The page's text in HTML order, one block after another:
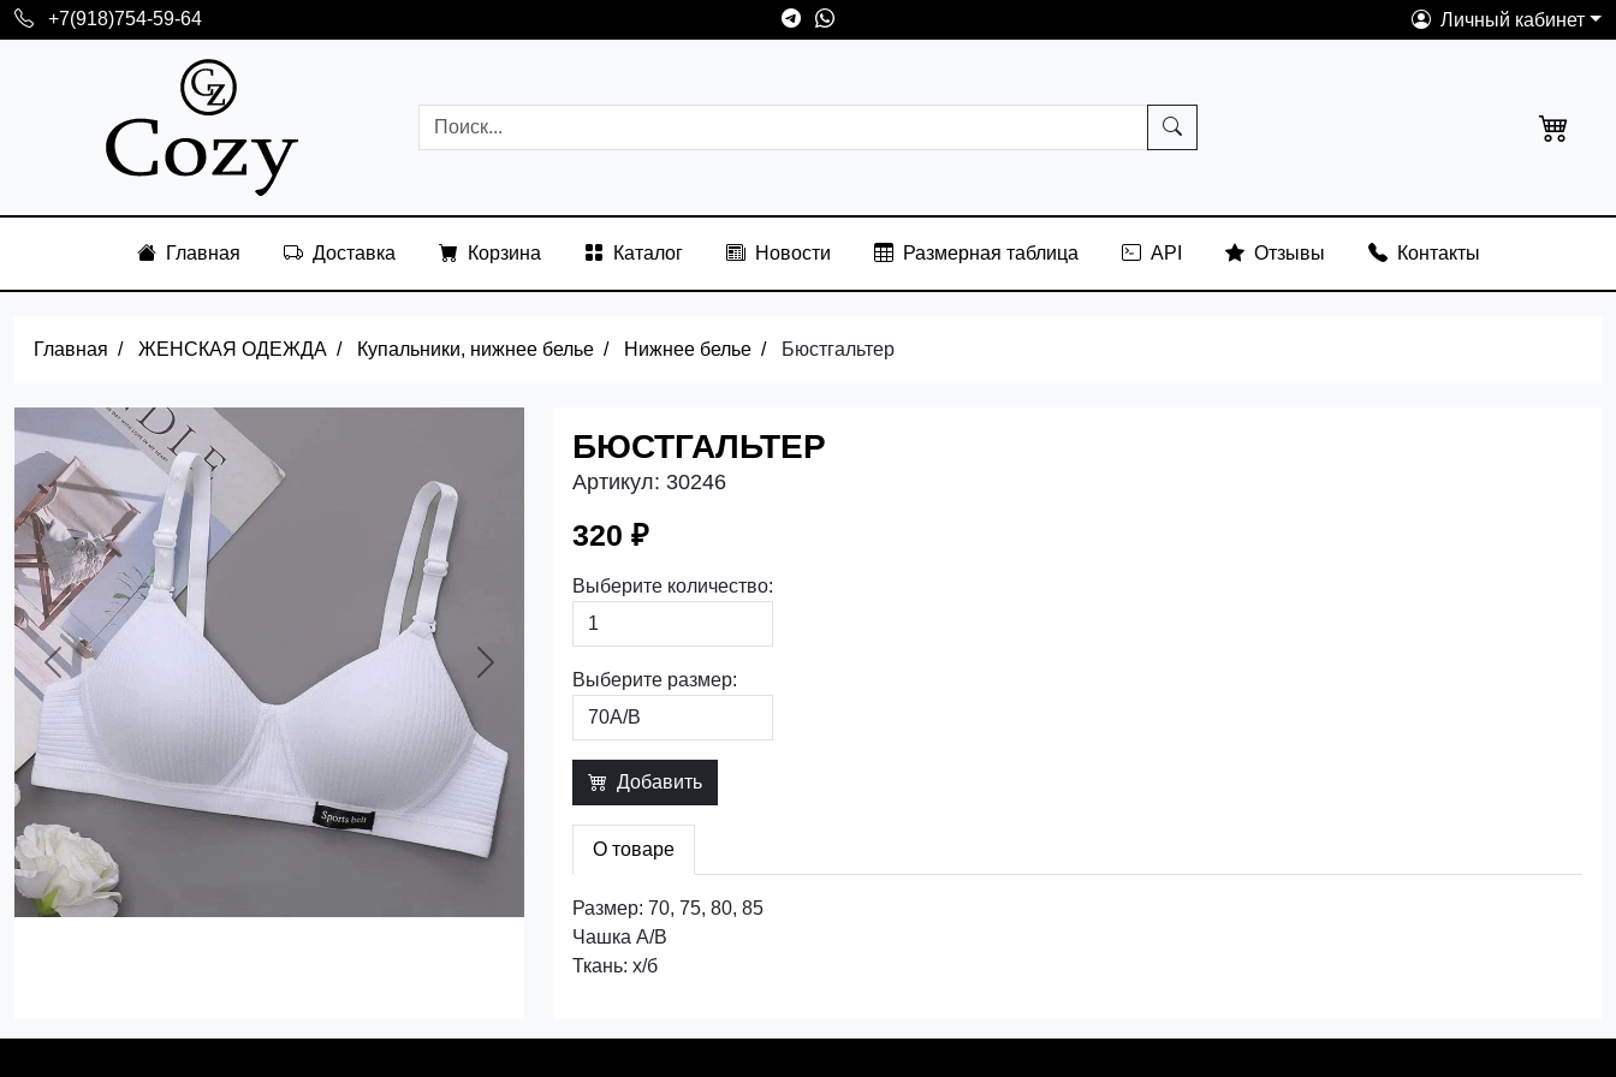
+7(918)754-59-64 Личный кабинет
Главная Доставка Корзина Каталог Новости Размерная таблица API Отзывы Контакты
Главная ЖЕНСКАЯ ОДЕЖДА Купальники, нижнее белье Нижнее белье Бюстгальтер
Previous Next
БЮСТГАЛЬТЕР
Артикул: 30246
320 ₽
Выберите количество:
Выберите размер:
Добавить
О товаре
Размер: 70, 75, 80, 85
Чашка А/В
Ткань: х/б